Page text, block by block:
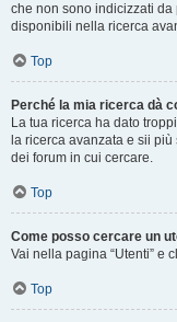
che non sono indicizzati
disponibili nella ricerca
Top
Perché la mia ricerca dà
La tua ricerca ha dato
la ricerca avanzata e sii
dei forum in cui cercare.
Top
Come posso cercare un
Vai nella pagina “Utenti” e
Top